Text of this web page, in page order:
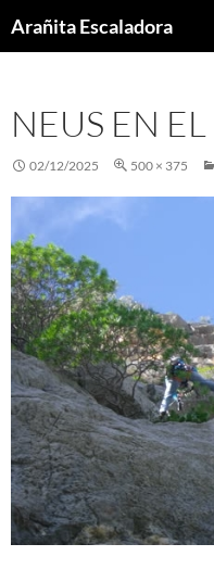
toArañita Escaladora
NEUS EN
02/12/2025 500 × 375